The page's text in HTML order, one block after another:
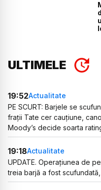
ULTIMELE
19:52Actualitate
PE SCURT: Barjele se
frații Tate cer cauțiune,
Moody’s decide soarta
19:18Actualitate
UPDATE. Operațiunea de
treia barjă a fost